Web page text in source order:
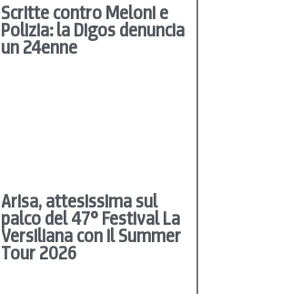
Scritte contro Meloni e
Polizia: la Digos denuncia
un 24enne
Arisa, attesissima sul
palco del 47° Festival La
Versiliana con il Summer
Tour 2026